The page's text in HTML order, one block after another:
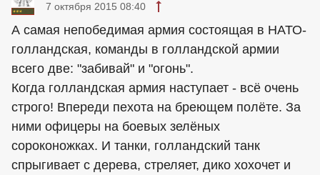
7 октября 2015 08:40
А самая непобедимая армия состоящая в НАТО-
голландская, команды в голландской армии
всего две: "забивай" и "огонь".
Когда голландская армия наступает - всё очень
строго! Впереди пехота на бреющем полёте. За
ними офицеры на боевых зелёных
сороконожках. И танки, голландский танк
спрыгивает с дерева, стреляет, дико хохочет и